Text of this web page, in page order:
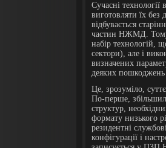
Сучасні
виготовляти їх без
відбувається
частин НЖМД. Тому
набір технологій,
сектори), але і
визначених
деяких пошкоджень
Це, зрозуміло,
По-перше,
структур,
формату низького
резидентні
конфігурації і